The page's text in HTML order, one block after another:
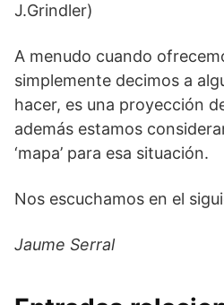
J.Grindler)
A menudo cuando
simplemente decimos a
hacer, es una proyección
además estamos
‘mapa’ para esa situación.
Nos escuchamos en el
Jaume Serral